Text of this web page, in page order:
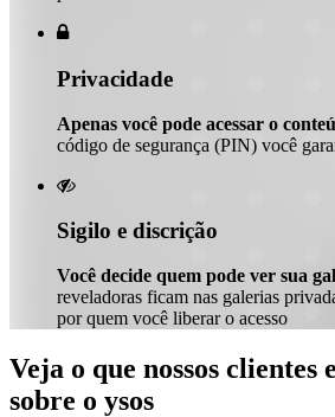

Privacidade
Apenas você pode acessar o
código de segurança (PIN) você

Sigilo e discrição
Você decide quem pode ver sua
reveladoras ficam nas galerias
por quem você liberar o acesso
Veja o que nossos clientes
sobre o ysos